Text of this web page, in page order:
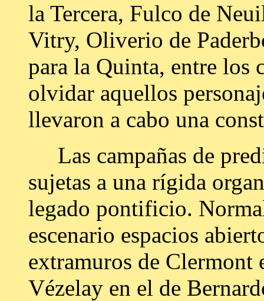
la Tercera, Fulco de
Vitry, Oliverio de
para la Quinta, entre los
olvidar aquellos
llevaron a cabo una
Las campañas de
sujetas a una rígida
legado pontificio.
escenario espacios
extramuros de Clermont
Vézelay en el de